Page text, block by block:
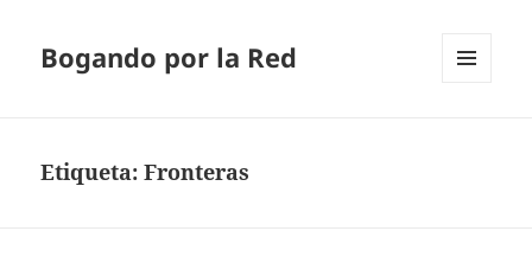
Bogando por la Red
Etiqueta:Fronteras